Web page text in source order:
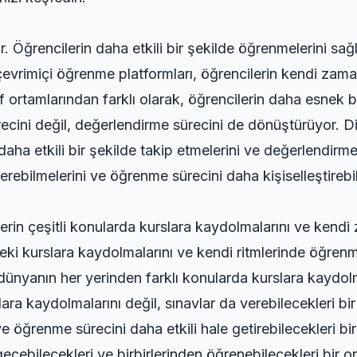
Öğrencilerin daha etkili bir şekilde öğrenmelerini
öğrenme platformları, öğrencilerin kendi
ortamlarından farklı olarak, öğrencilerin daha esnek
değil, değerlendirme sürecini de dönüştürüyor.
etkili bir şekilde takip etmelerini ve
ve öğrenme sürecini daha
çeşitli konularda kurslara kaydolmalarını ve kendi
kurslara kaydolmalarını ve kendi ritmlerinde
her yerinden farklı konularda kurslara
kaydolmalarını değil, sınavlar da verebilecekleri
sürecini daha etkili hale getirebilecekleri bir